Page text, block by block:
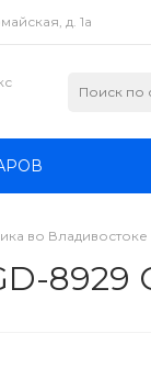
д. 1а
во Владивостоке
8929